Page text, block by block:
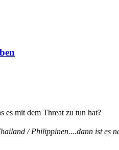
es mit dem Threat zu tun hat?
/ Philippinen....dann ist es